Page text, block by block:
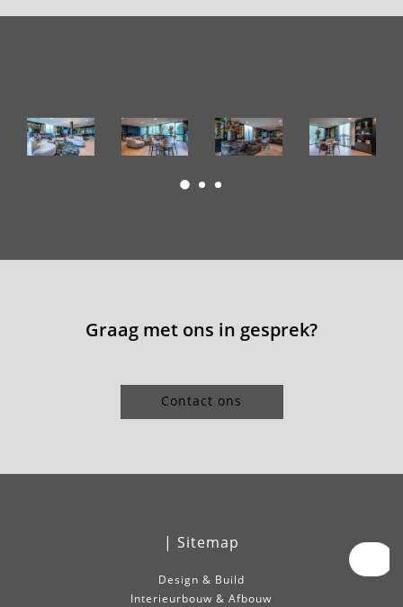
Graag met ons in gesprek?
Contact ons
| Sitemap
Design & Build
Interieurbouw & Afbouw